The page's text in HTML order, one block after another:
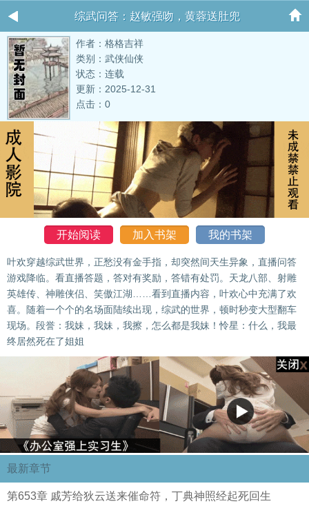
综武问答：赵敏强吻，黄蓉送肚兜
作者：格格吉祥
类别：武侠仙侠
状态：连载
更新：2025-12-31
点击：0
开始阅读 加入书架 我的书架
叶欢穿越综武世界，正愁没有金手指，却突然间天生异象，直播问答
游戏降临。看直播答题，答对有奖励，答错有处罚。天龙八部、射雕
英雄传、神雕侠侣、笑傲江湖……看到直播内容，叶欢心中充满了欢
喜。随着一个个的名场面陆续出现，综武的世界，顿时秒变大型翻车
现场。段誉：我妹，我妹，我擦，怎么都是我妹！怜星：什么，我最
终居然死在了姐姐
最新章节
第653章 戚芳给狄云送来催命符，丁典神照经起死回生